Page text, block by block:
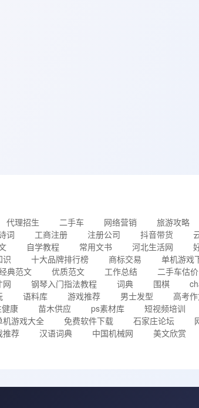
代理招生 二手车 网络营销 旅游攻略
词 工商注册 注册公司 抖音带货
自学教程 常用文书 河北生活网
识 十大品牌排行榜 商标交易 单机游戏
典范文 优质范文 工作总结 二手车估价
网 钢琴入门指法教程 词典 围棋
语料库 游戏推荐 男士发型 高考
康 苗木供应 ps素材库 短视频培训
机游戏大全 免费软件下载 石家庄论坛
推荐 汉语词典 中国机械网 美文欣赏